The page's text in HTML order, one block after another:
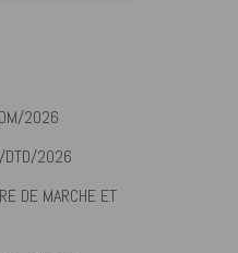
2026
DTD/2026
DE MARCHE ET